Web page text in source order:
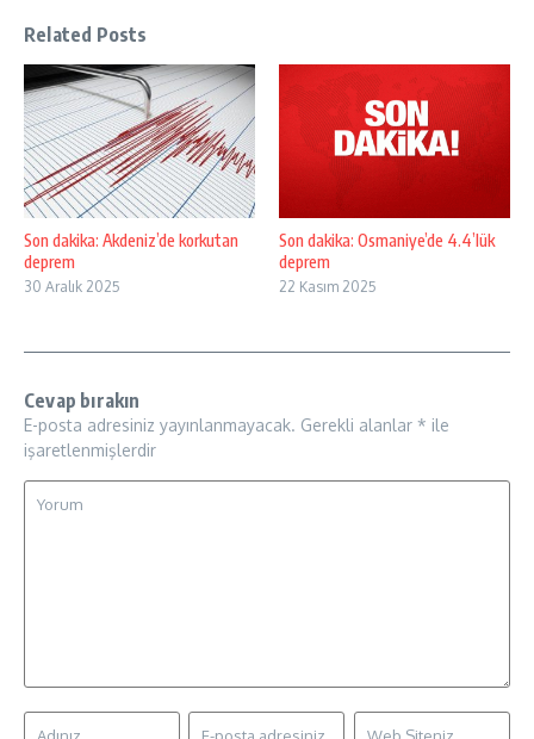
Related Posts
Son dakika: Akdeniz’de korkutan
deprem
30 Aralık 2025
Son dakika: Osmaniye’de 4.4’lük
deprem
22 Kasım 2025
Cevap bırakın
E-posta adresiniz yayınlanmayacak. Gerekli alanlar * ile
işaretlenmişlerdir